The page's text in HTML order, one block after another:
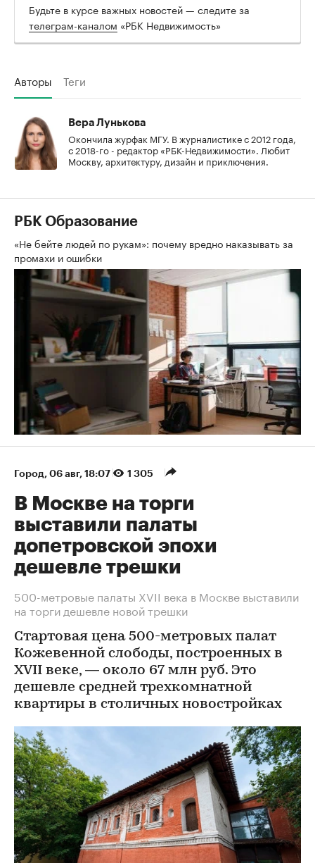
Будьте в курсе важных новостей — следите за
телеграм-каналом «РБК Недвижимость»
Авторы Теги
Вера Лунькова
Окончила журфак МГУ. В журналистике с 2012 года,
с 2018-го - редактор «РБК-Недвижимости». Любит
Москву, архитектуру, дизайн и приключения.
РБК Образование
«Не бейте людей по рукам»: почему вредно наказывать за
промахи и ошибки
Город 06 авг, 18:07 1 305
В Москве на торги
выставили палаты
допетровской эпохи
дешевле трешки
500-метровые палаты XVII века в Москве выставили
на торги дешевле новой трешки
Стартовая цена 500-метровых палат
Кожевенной слободы, построенных в
XVII веке, — около 67 млн руб. Это
дешевле средней трехкомнатной
квартиры в столичных новостройках